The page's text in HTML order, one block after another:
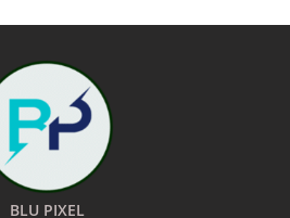
BLU PIXEL